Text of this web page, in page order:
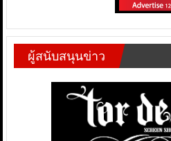
ผู้สนับสนุนข่าว